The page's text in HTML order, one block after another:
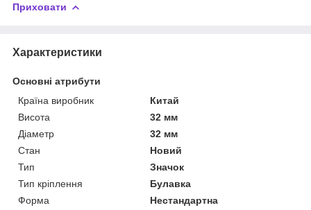
Приховати
Характеристики
Основні атрибути
Країна виробник
Китай
Висота
32 мм
Діаметр
32 мм
Стан
Новий
Тип
Значок
Тип кріплення
Булавка
Форма
Нестандартна